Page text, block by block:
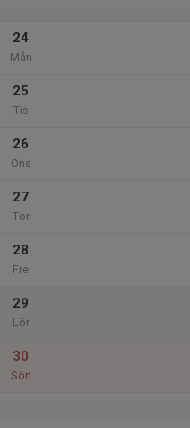
24
Mån
25
Tis
26
Ons
27
Tor
28
Fre
29
Lör
30
Sön